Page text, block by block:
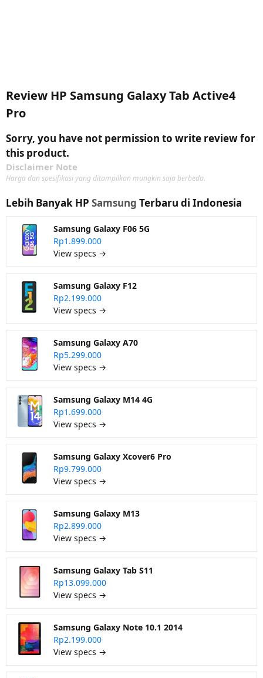
Review HP Samsung Galaxy Tab Active4
Pro
Sorry, you have not permission to write review for
this product.
Disclaimer Note
Harga dan spesifikasi yang ditampilkan mungkin saja berbeda.
Lebih Banyak HP Samsung Terbaru di Indonesia
Samsung Galaxy F06 5G
Rp1.899.000
View specs →
Samsung Galaxy F12
Rp2.199.000
View specs →
Samsung Galaxy A70
Rp5.299.000
View specs →
Samsung Galaxy M14 4G
Rp1.699.000
View specs →
Samsung Galaxy Xcover6 Pro
Rp9.799.000
View specs →
Samsung Galaxy M13
Rp2.899.000
View specs →
Samsung Galaxy Tab S11
Rp13.099.000
View specs →
Samsung Galaxy Note 10.1 2014
Rp2.199.000
View specs →